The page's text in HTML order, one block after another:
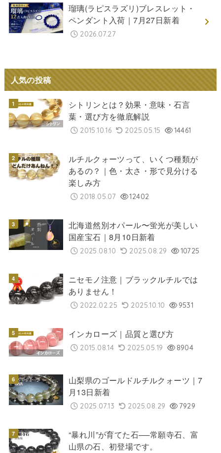
瑠璃(ラピスラズリ)ブレスレット・
ペンダント入荷｜7月27日新着
2026.07.27
人気の投稿
シトリンとは？効果・意味・石言
葉・選び方を徹底解説
2015.10.16 2025.05.15 14461
ルチルクォーツって、いくつ種類が
あるの？｜色・太さ・形で見分ける
楽しみ方
2018.05.07 12402
北海道然別オパール〜蛍光が美しい
国産宝石｜8月10日新着
2025.08.10 2025.08.29 10725
ニセモノ注意｜ブラックルチルでは
ありません！
2022.02.25 2025.10.10 9531
インカローズ｜品質と選び方
2015.08.14 2025.05.19 8904
山梨県のゴールドルチルクォーツ｜7
月13日新着
2025.07.13 2025.08.29 7929
“暴れ川”が育てた石──常願寺石、富
山県の石、初登場です。